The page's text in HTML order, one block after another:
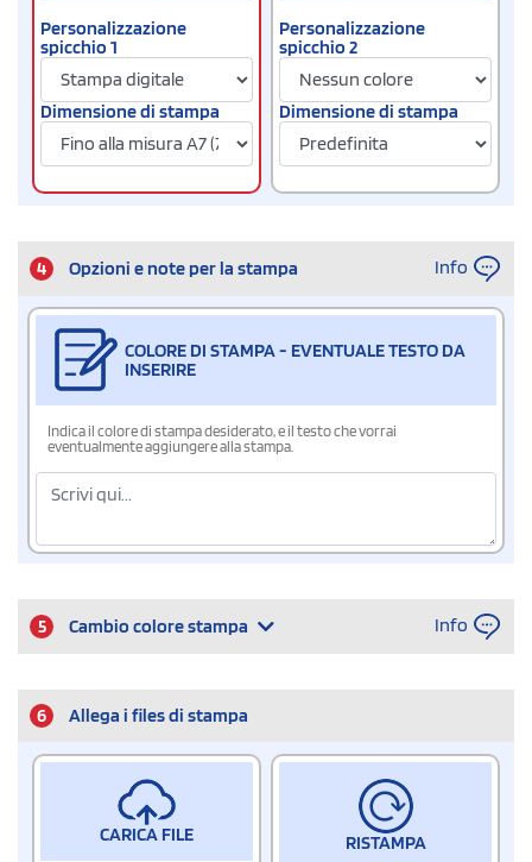
Personalizzazione
spicchio 1
Dimensione di stampa
Personalizzazione
spicchio 2
Dimensione di stampa
4 Opzioni e note per la stampa Info
COLORE DI STAMPA - EVENTUALE TESTO DA
INSERIRE
Indica il colore di stampa desiderato, e il testo che vorrai
eventualmente aggiungere alla stampa.
5 Cambio colore stampa Info
6 Allega i files di stampa
CARICA FILE RISTAMPA